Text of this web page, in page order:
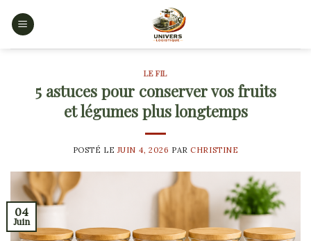
LE FIL
5 astuces pour conserver vos fruits
et légumes plus longtemps
POSTÉ LE JUIN 4, 2026 PARCHRISTINE
04
Juin